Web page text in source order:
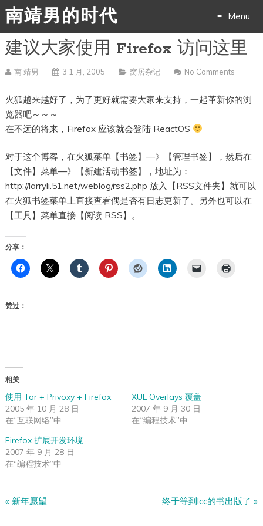
南靖男的时代 Menu
Skip
to
content
建议大家使用 Firefox 访问这里
南 靖男 3 1 月, 2005 窝居杂记 No Comments
火狐越来越好了，为了更好就需要大家来支持，一起革新你的浏
览器吧～～～
在不远的将来，Firefox 应该就会登陆 ReactOS
对于这个博客，在火狐菜单【书签】—》【管理书签】，然后在
【文件】菜单—》【新建活动书签】，地址为：
http://larryli.51.net/weblog/rss2.php 放入【RSS文件夹】就可以
在火狐书签菜单上直接查看偶是否有日志更新了。另外也可以在
【工具】菜单直接【阅读 RSS】。
分享：
赞过：
相关
使用 Tor + Privoxy + Firefox
2005 年 10 月 28 日
在“互联网络”中
XUL Overlays 覆盖
2007 年 9 月 30 日
在“编程技术”中
Firefox 扩展开发环境
2007 年 9 月 28 日
在“编程技术”中
« 新年愿望 终于等到lcc的书出版了 »